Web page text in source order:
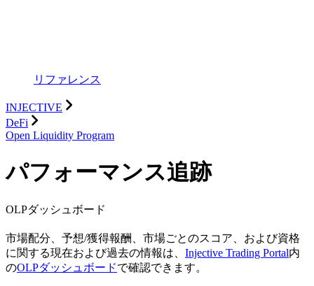
リファレンス
INJECTIVE
DeFi
Open Liquidity Program
パフォーマンス追跡
OLPダッシュボード
市場配分、予想/獲得報酬、市場ごとのスコア、および資格
に関する現在および過去の情報は、 Injective Trading Portal内
のOLPダッシュボードで確認できます。